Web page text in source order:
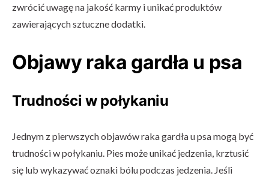
zwrócić uwagę na jakość karmy i unikać produktów
zawierających sztuczne dodatki.
Objawy raka gardła u psa
Trudności w połykaniu
Jednym z pierwszych objawów raka gardła u psa mogą być
trudności w połykaniu. Pies może unikać jedzenia, krztusić
się lub wykazywać oznaki bólu podczas jedzenia. Jeśli